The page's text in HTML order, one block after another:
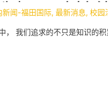
师团队技
新闻-福田国际,最新消息,校园
， 我们追求的不只是知识的